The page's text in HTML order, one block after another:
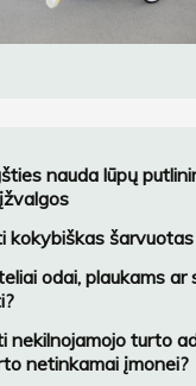
nauda lūpų
kokybiškas šarvuotas
odai, plaukams ar
nekilnojamojo turto
netinkamai įmonei?